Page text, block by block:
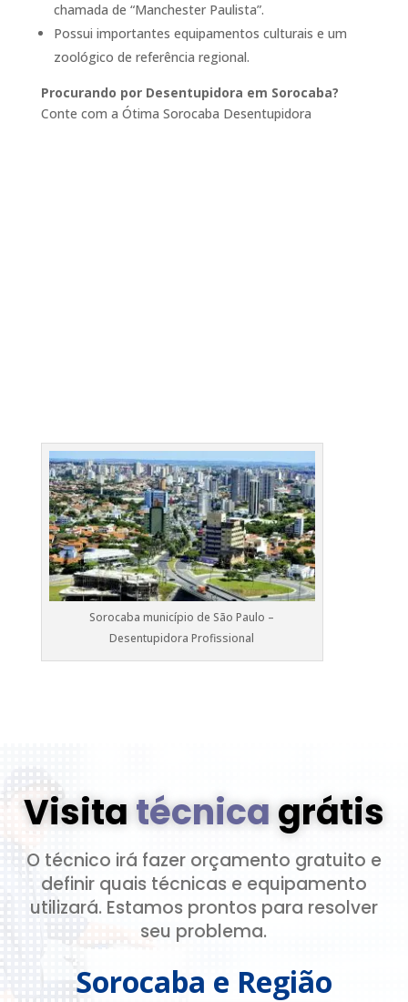
chamada de “Manchester Paulista”.
Possui importantes equipamentos culturais e um
zoológico de referência regional.
Procurando por Desentupidora em Sorocaba?
Conte com a Ótima Sorocaba Desentupidora
Sorocaba município de São Paulo –
Desentupidora Profissional
Visitatécnicagrátis
O técnico irá fazer orçamento gratuito e
definir quais técnicas e equipamento
utilizará. Estamos prontos para resolver
seu problema.
Sorocaba e Região